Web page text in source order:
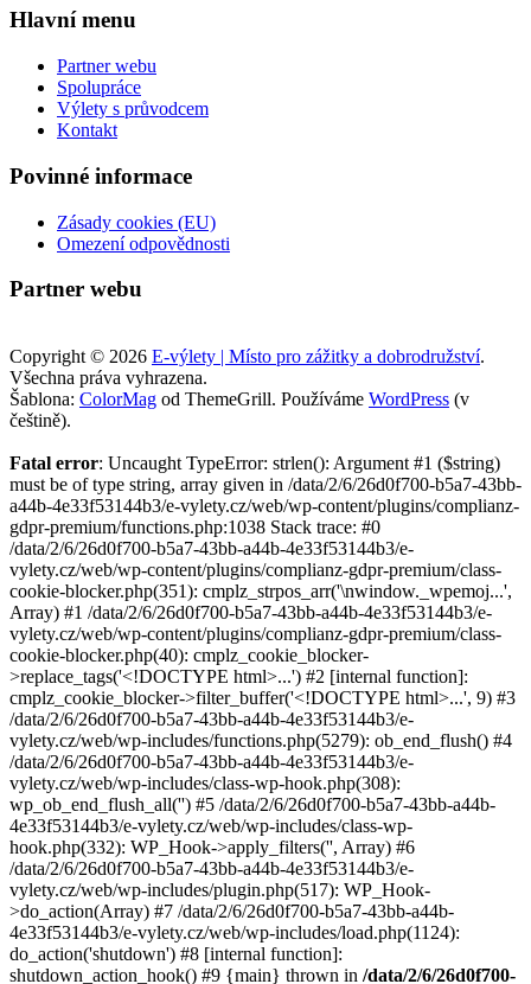
Hlavní menu
Partner webu
Spolupráce
Výlety s průvodcem
Kontakt
Povinné informace
Zásady cookies (EU)
Omezení odpovědnosti
Partner webu
Copyright © 2026 E-výlety | Místo pro zážitky a dobrodružství.
Všechna práva vyhrazena.
Šablona: ColorMag od ThemeGrill. Používáme WordPress (v
češtině).
Fatal error: Uncaught TypeError: strlen(): Argument #1 ($string)
must be of type string, array given in /data/2/6/26d0f700-b5a7-43bb-
a44b-4e33f53144b3/e-vylety.cz/web/wp-content/plugins/complianz-
gdpr-premium/functions.php:1038 Stack trace: #0
/data/2/6/26d0f700-b5a7-43bb-a44b-4e33f53144b3/e-
vylety.cz/web/wp-content/plugins/complianz-gdpr-premium/class-
cookie-blocker.php(351): cmplz_strpos_arr('\nwindow._wpemoj...',
Array) #1 /data/2/6/26d0f700-b5a7-43bb-a44b-4e33f53144b3/e-
vylety.cz/web/wp-content/plugins/complianz-gdpr-premium/class-
cookie-blocker.php(40): cmplz_cookie_blocker-
>replace_tags('<!DOCTYPE html>...') #2 [internal function]:
cmplz_cookie_blocker->filter_buffer('<!DOCTYPE html>...', 9) #3
/data/2/6/26d0f700-b5a7-43bb-a44b-4e33f53144b3/e-
vylety.cz/web/wp-includes/functions.php(5279): ob_end_flush() #4
/data/2/6/26d0f700-b5a7-43bb-a44b-4e33f53144b3/e-
vylety.cz/web/wp-includes/class-wp-hook.php(308):
wp_ob_end_flush_all('') #5 /data/2/6/26d0f700-b5a7-43bb-a44b-
4e33f53144b3/e-vylety.cz/web/wp-includes/class-wp-
hook.php(332): WP_Hook->apply_filters('', Array) #6
/data/2/6/26d0f700-b5a7-43bb-a44b-4e33f53144b3/e-
vylety.cz/web/wp-includes/plugin.php(517): WP_Hook-
>do_action(Array) #7 /data/2/6/26d0f700-b5a7-43bb-a44b-
4e33f53144b3/e-vylety.cz/web/wp-includes/load.php(1124):
do_action('shutdown') #8 [internal function]:
shutdown_action_hook() #9 {main} thrown in /data/2/6/26d0f700-